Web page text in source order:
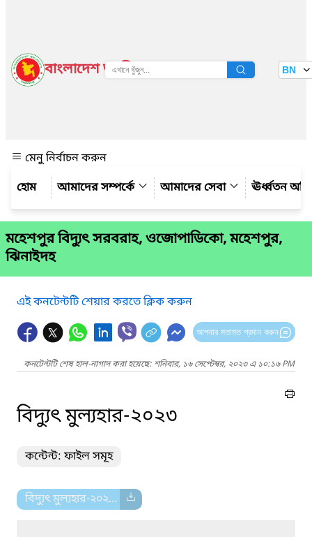
বাংলাদেশ জাতীয় তথ্য বাতায়ন BN
মেনু নির্বাচন করুন
আমাদের সম্পর্কে
আমাদের সেবা ঊর্ধ্বতন
মহেশপুর বিদ্যুৎ সরবরাহ, ওজোপাডিকো, মহেশপুর,
ঝিনাইদহ
এই কনটেন্টটি শেয়ার করতে ক্লিক করুন
আপনার মতামত প্রদান করুন
কনটেন্টটি শেষ হাল-নাগাদ করা হয়েছে: শনিবার, ১৬ সেপ্টেম্বর, ২০২৩ এ ১০:১৬ PM
বিদ্যুৎ মুল্যহার-২০২৩
কন্টেন্ট: ফাইল সমূহ
বিদ্যুৎ মুল্যহার-২০২...